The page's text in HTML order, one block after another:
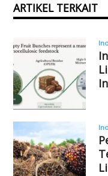
ARTIKEL TERKAIT